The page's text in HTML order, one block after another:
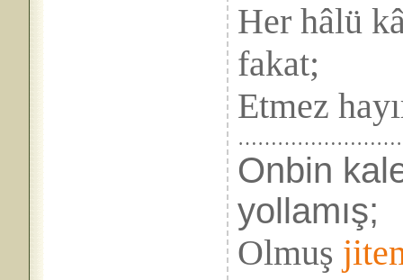
Her hâlü
fakat;
Etmez
Onbin
yollamış;
Olmuş